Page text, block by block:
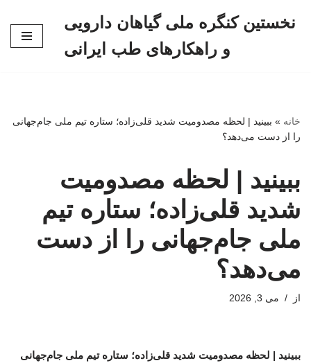
نخستین کنگره ملی گیاهان دارویی
و راهکارهای طب ایرانی
خانه » ببینید | لحظه مصدومیت شدید قلی‌زاده؛ ستاره تیم ملی جام‌جهانی
را از دست می‌دهد؟
ببینید | لحظه مصدومیت
شدید قلی‌زاده؛ ستاره تیم
ملی جام‌جهانی را از دست
می‌دهد؟
از می 3, 2026
ببینید | لحظه مصدومیت شدید قلی‌زاده؛ ستاره تیم ملی جام‌جهانی